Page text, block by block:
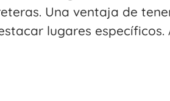
Una ventaja de
lugares específicos.